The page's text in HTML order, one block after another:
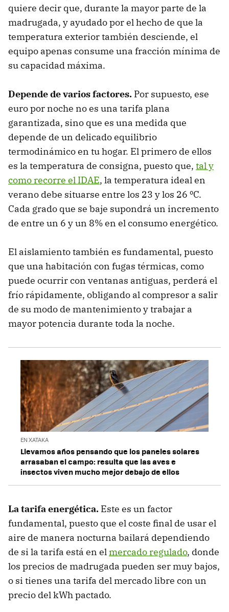
quiere decir que, durante la mayor parte de la
madrugada, y ayudado por el hecho de que la
temperatura exterior también desciende, el
equipo apenas consume una fracción mínima de
su capacidad máxima.
Depende de varios factores. Por supuesto, ese
euro por noche no es una tarifa plana
garantizada, sino que es una medida que
depende de un delicado equilibrio
termodinámico en tu hogar. El primero de ellos
es la temperatura de consigna, puesto que, tal y
como recorre el IDAE, la temperatura ideal en
verano debe situarse entre los 23 y los 26 ºC.
Cada grado que se baje supondrá un incremento
de entre un 6 y un 8% en el consumo energético.
El aislamiento también es fundamental, puesto
que una habitación con fugas térmicas, como
puede ocurrir con ventanas antiguas, perderá el
frío rápidamente, obligando al compresor a salir
de su modo de mantenimiento y trabajar a
mayor potencia durante toda la noche.
EN XATAKA
Llevamos años pensando que los paneles solares
arrasaban el campo: resulta que las aves e
insectos viven mucho mejor debajo de ellos
La tarifa energética. Este es un factor
fundamental, puesto que el coste final de usar el
aire de manera nocturna bailará dependiendo
de si la tarifa está en elmercado regulado, donde
los precios de madrugada pueden ser muy bajos,
o si tienes una tarifa del mercado libre con un
precio del kWh pactado.